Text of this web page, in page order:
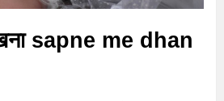
sapne me dhan